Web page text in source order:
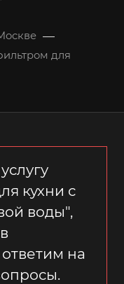
—
для
кухни с
воды",
на